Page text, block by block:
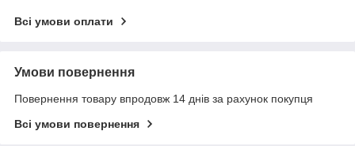
Всі умови оплати
Умови повернення
Повернення товару впродовж 14 днів за рахунок покупця
Всі умови повернення